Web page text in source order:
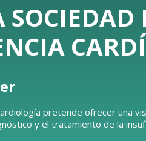
pretende ofrecer una
y el tratamiento de la